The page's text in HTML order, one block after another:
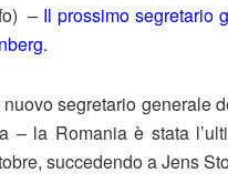
– Il prossimo segretario
segretario generale
– la Romania è stata
succedendo a Jens